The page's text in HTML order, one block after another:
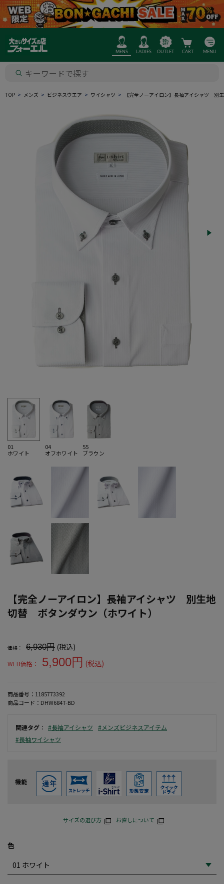
MENS LADIES OUTLET CART MENU
TOP メンズ ビジネスウエア ワイシャツ 【完全ノーアイロン】長袖アイシャツ 別
01
ホワイト
04
オフホワイト
55
ブラウン
【完全ノーアイロン】長袖アイシャツ 別生地
切替 ボタンダウン（ホワイト）
価格： 6,930円 (税込)
WEB価格： 5,900円 (税込)
商品番号： 1185773392
商品コード： DHW684T-BD
関連タグ ： #長袖アイシャツ
#メンズビジネスアイテム
#長袖ワイシャツ
機能
サイズの選び方 お直しについて
色